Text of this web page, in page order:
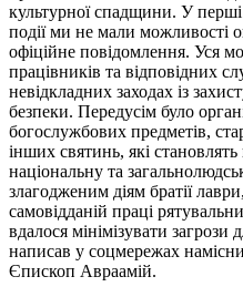
культурної спадщини. У
події ми не мали можливості
офіційне повідомлення. Уся
працівників та відповідних
невідкладних заходах із
безпеки. Передусім було
богослужбових предметів,
інших святинь, які
національну та
злагодженим діям братії
самовідданій праці
вдалося мінімізувати загрози
написав у соцмережах
Єпископ Авраамій.